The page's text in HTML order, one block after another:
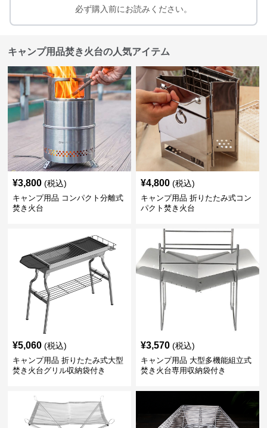
必ず購入前にお読みください。
キャンプ用品焚き火台の人気アイテム
¥3,800 (税込)
キャンプ用品 コンパクト分離式
焚き火台
¥4,800 (税込)
キャンプ用品 折りたたみ式コン
パクト焚き火台
¥5,060 (税込)
キャンプ用品 折りたたみ式大型
焚き火台グリル収納袋付き
¥3,570 (税込)
キャンプ用品 大型多機能組立式
焚き火台専用収納袋付き